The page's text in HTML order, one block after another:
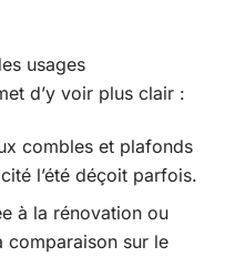
usages
d’y voir plus clair :
combles et plafonds
l’été déçoit parfois.
à la rénovation ou
comparaison sur le